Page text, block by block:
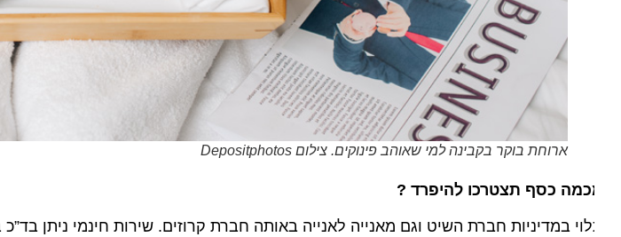
ארוחת בוקר בקבינה למי שאוהב פינוקים. צילום Depositphotos
כסף תצטרכו להיפרד ?
במדיניות חברת השיט וגם מאנייה לאנייה באותה חברת קרוזים. שירות חינמי ניתן בד”כ